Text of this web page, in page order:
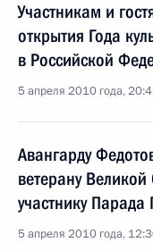
Участникам и
открытия Года
в Российской
5 апреля 2010 года,
Авангарду
ветерану
участнику
5 апреля 2010 года,